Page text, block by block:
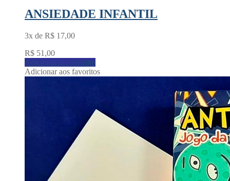
ANSIEDADE INFANTIL
3x de R$ 17,00
R$ 51,00
Adicionar ao carrinho
Adicionar aos favoritos